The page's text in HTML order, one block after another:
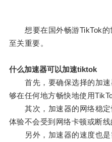
想要在国外畅游TikTok的
至关重要。
什么加速器可以加速tiktok
首先，要确保选择的加速
够在任何地方畅快地使用
其次，加速器的网络稳定
体验不会受到网络卡顿或断线
另外，加速器的速度也是